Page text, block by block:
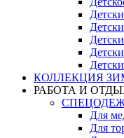
КОЛЛЕКЦИЯ
РАБОТА И
Для
Для